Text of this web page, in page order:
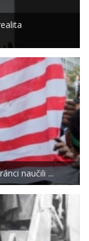
naučili ...